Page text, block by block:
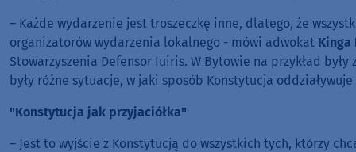
– Każde wydarzenie jest troszeczkę inne, dlatego, że
organizatorów wydarzenia lokalnego - mówi adwokat Kinga
Stowarzyszenia Defensor Iuiris. W Bytowie na przykład były
były różne sytuacje, w jaki sposób Konstytucja oddziaływuje
"Konstytucja jak przyjaciółka"
– Jest to wyjście z Konstytucją do wszystkich tych, którzy